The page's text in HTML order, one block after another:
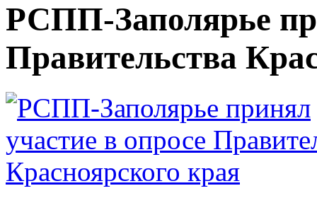
РСПП-Заполярье
Правительства